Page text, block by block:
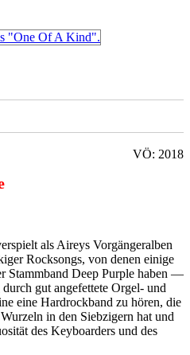
VÖ: 2018
als Aireys Vorgängeralben
Rocksongs, von denen einige
Stammband Deep Purple haben —
gut angefettete Orgel- und
eine Hardrockband zu hören, die
in den Siebzigern hat und
des Keyboarders und des